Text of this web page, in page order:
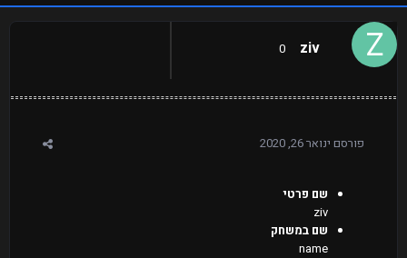
ziv
0
פורסם ינואר 26, 2020
שם פרטי
ziv
שם במשחק
name